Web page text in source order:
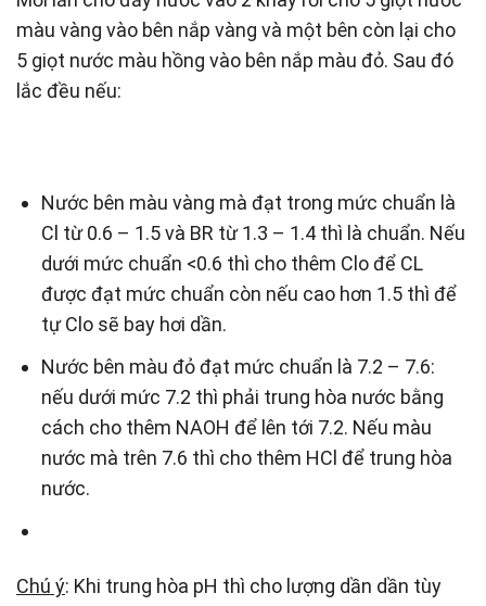
màu vàng vào bên nắp vàng và một bên còn lại cho
5 giọt nước màu hồng vào bên nắp màu đỏ. Sau đó
lắc đều nếu:
Nước bên màu vàng mà đạt trong mức chuẩn là
Cl từ 0.6 – 1.5 và BR từ 1.3 – 1.4 thì là chuẩn. Nếu
dưới mức chuẩn <0.6 thì cho thêm Clo để CL
được đạt mức chuẩn còn nếu cao hơn 1.5 thì để
tự Clo sẽ bay hơi dần.
Nước bên màu đỏ đạt mức chuẩn là 7.2 – 7.6:
nếu dưới mức 7.2 thì phải trung hòa nước bằng
cách cho thêm NAOH để lên tới 7.2. Nếu màu
nước mà trên 7.6 thì cho thêm HCl để trung hòa
nước.
Chú ý: Khi trung hòa pH thì cho lượng dần dần tùy